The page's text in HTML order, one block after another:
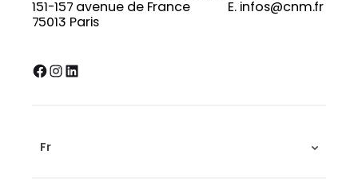
151-157 avenue de France
75013 Paris
E. infos@cnm.fr
Facebook InstagramLinkedIn
Fr